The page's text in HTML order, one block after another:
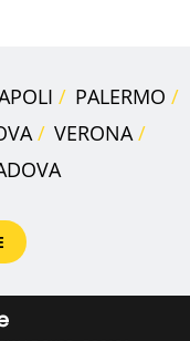
PALERMO
VERONA